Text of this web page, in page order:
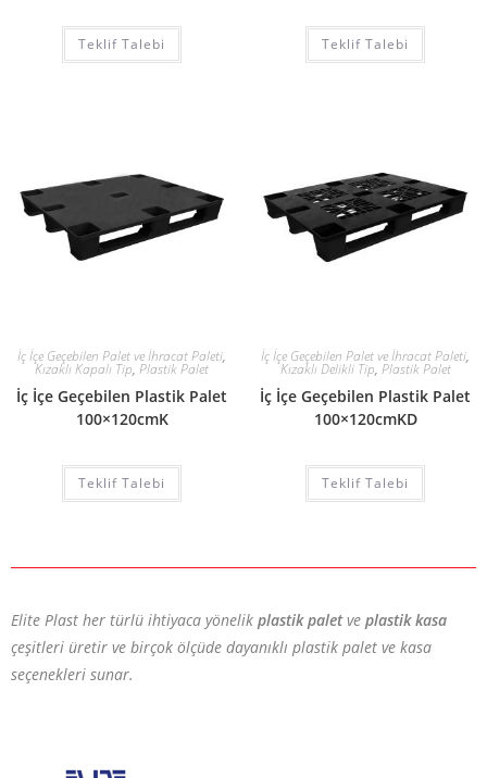
Teklif Talebi Teklif Talebi
İç İçe Geçebilen Palet ve İhracat Paleti,
Kızaklı Kapalı Tip, Plastik Palet
İç İçe Geçebilen Plastik Palet
100×120cmK
Teklif Talebi
İç İçe Geçebilen Palet ve İhracat Paleti,
Kızaklı Delikli Tip, Plastik Palet
İç İçe Geçebilen Plastik Palet
100×120cmKD
Teklif Talebi
Elite Plast her türlü ihtiyaca yönelik plastik paletve plastik kasa
çeşitleri üretir ve birçok ölçüde dayanıklı plastik palet ve kasa
seçenekleri sunar.